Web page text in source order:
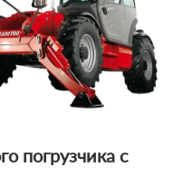
погрузчика с